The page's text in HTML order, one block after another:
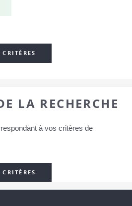
LA RECHERCHE
à vos critères de